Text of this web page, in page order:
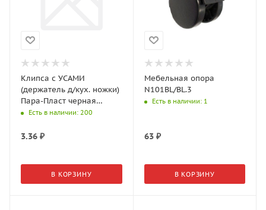
Клипса с УСАМИ
(держатель д/кух. ножки)
Пара-Пласт черная
В124951 1шт (уп. 100шт)
Есть в наличии: 200
3.36 ₽
В КОРЗИНУ
Мебельная опора
N101BL/BL.3
Есть в наличии: 1
63₽
В КОРЗИНУ